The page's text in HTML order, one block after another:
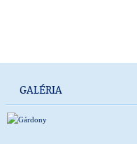
GALÉRIA